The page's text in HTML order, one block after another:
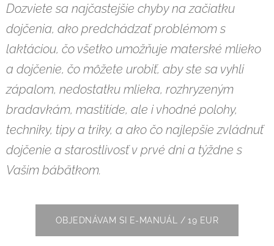
Dozviete sa najčastejšie chyby na začiatku
dojčenia, ako predchádzať problémom s
laktáciou, čo všetko umožňuje materské mlieko
a dojčenie, čo môžete urobiť, aby ste sa vyhli
zápalom, nedostatku mlieka, rozhryzeným
bradavkám, mastitíde, ale i vhodné polohy,
techniky, tipy a triky, a ako čo najlepšie zvládnuť
dojčenie a starostlivosť v prvé dni a týždne s
Vašim bábätkom.
OBJEDNÁVAM SI E-MANUÁL / 19 EUR